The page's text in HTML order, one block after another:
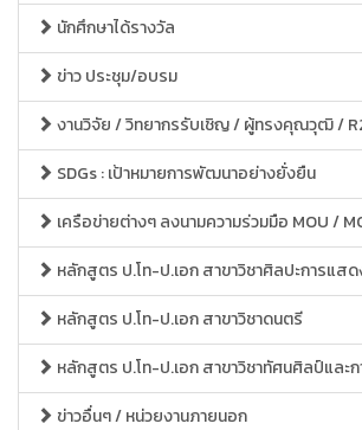
นักศึกษาได้รางวัล
ข่าว ประชุม/อบรม
งานวิจัย / วิทยากรรับเชิญ / ผู้ทรงคุณวุฒิ /
SDGs : เป้าหมายการพัฒนาอย่างยั่งยืน
เครือข่ายต่างๆ ลงนามความร่วมมือ MOU /
หลักสูตร ป.โท-ป.เอก สาขาวิชาศิลปะการแส
หลักสูตร ป.โท-ป.เอก สาขาวิชาดนตรี
หลักสูตร ป.โท-ป.เอก สาขาวิชาทัศนศิลป์และ
ข่าวอื่นๆ / หน่วยงานภายนอก